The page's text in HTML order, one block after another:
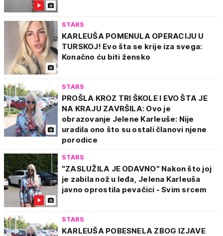
STARS
KARLEUŠA POMENULA OPERACIJU U
TURSKOJ! Evo šta se krije iza svega:
Konačno ću biti žensko
STARS
PROŠLA KROZ TRI ŠKOLE I EVO ŠTA JE
NA KRAJU ZAVRŠILA: Ovo je
obrazovanje Jelene Karleuše: Nije
uradila ono što su ostali članovi njene
porodice
STARS
"ZASLUŽILA JE ODAVNO" Nakon što joj
je zabila nož u leđa, Jelena Karleuša
javno oprostila pevačici - Svim srcem
STARS
KARLEUŠA POBESNELA ZBOG IZJAVE